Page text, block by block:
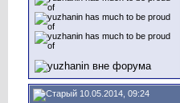
10.05.2014, 09:24